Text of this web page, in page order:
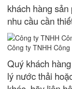
khách hàng
nhu cầu cần
Công ty TNHH
Quý khách
lý nước thải